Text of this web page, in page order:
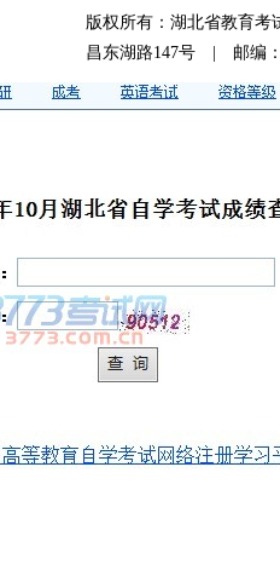
版权所有：湖北省教育
昌东湖路147号 | 邮编：